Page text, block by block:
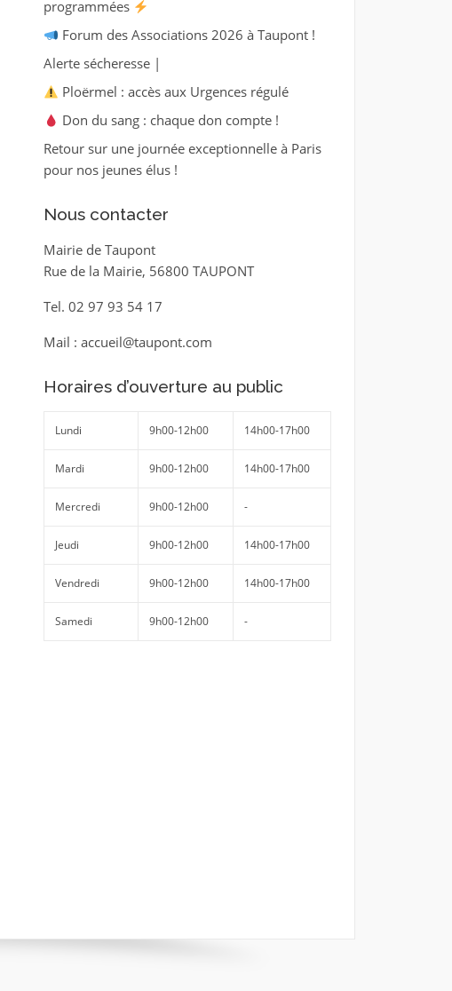
programmées
Forum des Associations 2026 à Taupont !
Alerte sécheresse |
Ploërmel : accès aux Urgences régulé
Don du sang : chaque don compte !
Retour sur une journée exceptionnelle à Paris
pour nos jeunes élus !
Nous contacter
Mairie de Taupont
Rue de la Mairie, 56800 TAUPONT
Tel. 02 97 93 54 17
Mail : accueil@taupont.com
Horaires d’ouverture au public
Lundi 9h00-12h00 14h00-17h00
Mardi 9h00-12h00 14h00-17h00
Mercredi 9h00-12h00 -
Jeudi 9h00-12h00 14h00-17h00
Vendredi 9h00-12h00 14h00-17h00
Samedi 9h00-12h00 -